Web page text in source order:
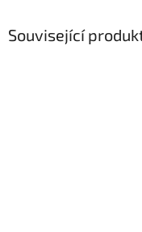
Související